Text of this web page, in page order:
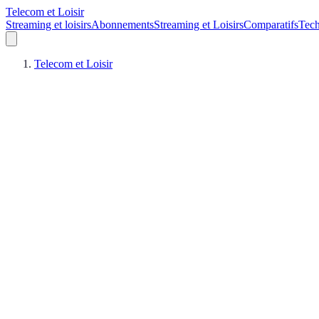
Telecom et Loisir
Streaming et loisirsAbonnementsStreaming et LoisirsComparatifs
Telecom et Loisir